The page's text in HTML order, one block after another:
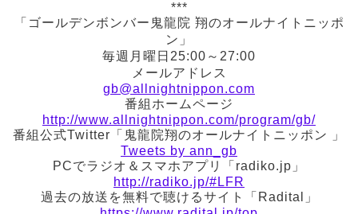
***
「ゴールデンボンバー鬼龍院 翔のオールナイトニッポ
ン」
毎週月曜日25:00～27:00
メールアドレス
gb@allnightnippon.com
番組ホームページ
http://www.allnightnippon.com/program/gb/
番組公式Twitter「鬼龍院翔のオールナイトニッポン 」
Tweets by ann_gb
PCでラジオ＆スマホアプリ「radiko.jp」
http://radiko.jp/#LFR
過去の放送を無料で聴けるサイト「Radital」